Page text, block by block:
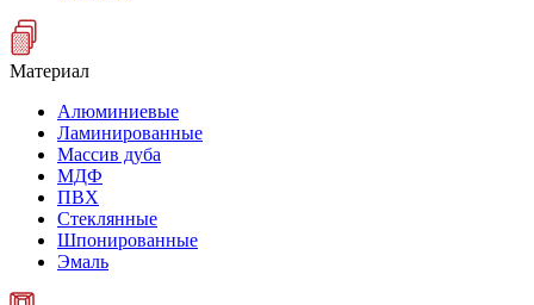
Материал
Алюминиевые
Ламинированные
Массив дуба
МДФ
ПВХ
Стеклянные
Шпонированные
Эмаль